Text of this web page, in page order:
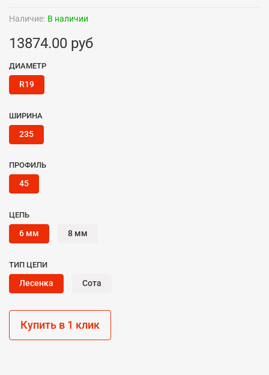
Наличие: В наличии
13874.00 руб
Купить в 1 клик
ДИАМЕТР
R19
ШИРИНА
235
ПРОФИЛЬ
45
ЦЕПЬ
6 мм 8 мм
ТИП ЦЕПИ
Лесенка Сота